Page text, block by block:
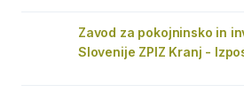
Zavod za pokojninsko in
Slovenije ZPIZ Kranj -